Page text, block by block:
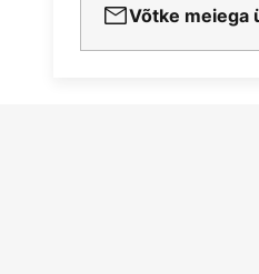
Võtke meiega